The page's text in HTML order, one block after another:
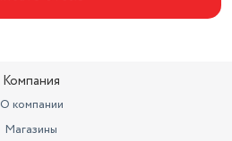
Компания
О компании
Магазины